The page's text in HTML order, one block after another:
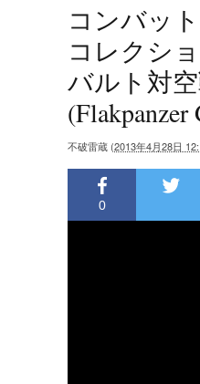
コンバッ
コレクシ
バルト対
(Flakpanzer
不破雷蔵 (2013年4月28日
0